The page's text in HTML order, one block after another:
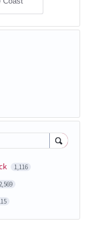
1,116